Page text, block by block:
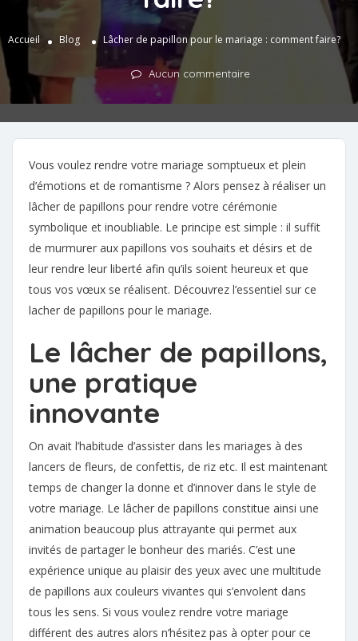
Accueil Blog Lâcher de papillon pour le mariage : comment faire?
Aucun commentaire
Vous voulez rendre votre mariage somptueux et plein
d’émotions et de romantisme ? Alors pensez à réaliser un
lâcher de papillons pour rendre votre cérémonie
symbolique et inoubliable. Le principe est simple : il suffit
de murmurer aux papillons vos souhaits et désirs et de
leur rendre leur liberté afin qu’ils soient heureux et que
tous vos vœux se réalisent. Découvrez l’essentiel sur ce
lacher de papillons pour le mariage.
Le lâcher de papillons,
une pratique
innovante
On avait l’habitude d’assister dans les mariages à des
lancers de fleurs, de confettis, de riz etc. Il est maintenant
temps de changer la donne et d’innover dans le style de
votre mariage. Le lâcher de papillons constitue ainsi une
animation beaucoup plus attrayante qui permet aux
invités de partager le bonheur des mariés. C’est une
expérience unique au plaisir des yeux avec une multitude
de papillons aux couleurs vivantes qui s’envolent dans
tous les sens. Si vous voulez rendre votre mariage
différent des autres alors n’hésitez pas à opter pour ce